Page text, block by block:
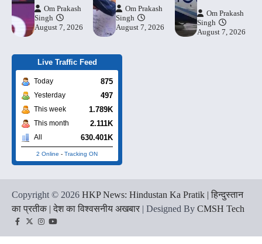
Om Prakash
Singh
August 7, 2026
Om Prakash
Singh
August 7, 2026
Om Prakash
Singh
August 7, 2026
Live Traffic Feed
Today 875
Yesterday 497
This week 1.789K
This month 2.111K
All 630.401K
2 Online - Tracking ON
Copyright © 2026 HKP News: Hindustan Ka Pratik | हिन्दुस्तान
का प्रतीक | देश का विश्वसनीय अखबार | Designed By CMSH Tech
Facebook
TwitterInstagram
YouTube